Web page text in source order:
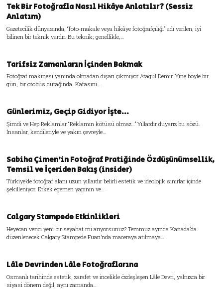
Tek Bir Fotoğrafla Nasıl Hikâye Anlatılır? (Sessiz
Anlatım)
Gazetecilik dünyasında, “foto-makale veya hikâye fotoğrafçılığı” adı verilen, iyi
bilinen bir teknik vardır. Bu teknik; genellikle,…
Tarifsiz Zamanların İçinden Bakmak
Fotoğraf makinesi yanında olmadan dışarı çıkmıyor Atagül Demir. Yine böyle bir
gün, bir otobüs durağında. Kafasını…
Günlerimiz, Geçip Gidiyor İşte…
Şimdi ve Hep Reklamlar “Reklamın kötüsü olmaz…” Yıllardır duyarız bu sözü.
İnsanlar, kendileriyle ve yakın çevreyle…
Sabiha Çimen’in Fotoğraf Pratiğinde Özdüşünümsellik,
Temsil ve İçeriden Bakış (insider)
Türkiye’de fotoğraf alanı uzun yıllardır belirli estetik ve ideolojik sınırlar içinde
şekilleniyor. Erkek egemen yapının ve…
Calgary Stampede Etkinlikleri
Heyecan verici yeni bir seyahat mi arıyorsunuz? Temmuz ayında Kanada’da
düzenlenecek Calgary Stampede Fuarı’nda maceraya atılmaya…
Lâle Devrinden Lâle Fotoğraflarına
Osmanlı tarihinde estetik, zarafet ve incelikle özdeşleşen Lâle Devri, yalnızca bir
siyasi dönem değil; aynı zamanda…